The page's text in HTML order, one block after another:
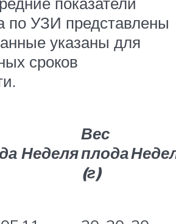
по УЗИ представлены
указаны для
сроков
Неделя
Вес
плода
(г)